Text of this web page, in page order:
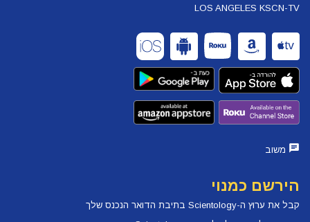
LOS ANGELES KSCN-TV
משוב
הירשם כמנוי
קבל את ערוץ ה-Scientology בתיבת הדואר הנכנס שלך